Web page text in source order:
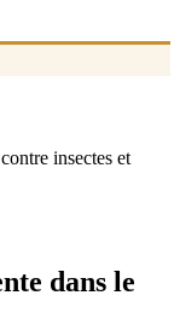
insectes et
dans le